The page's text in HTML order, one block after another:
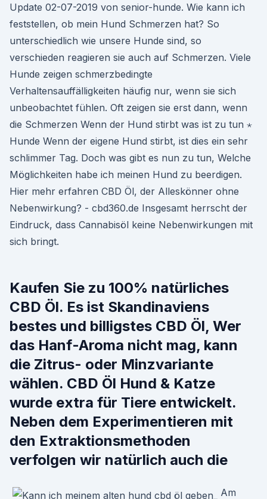
Update 02-07-2019 von senior-hunde. Wie kann ich
feststellen, ob mein Hund Schmerzen hat? So
unterschiedlich wie unsere Hunde sind, so
verschieden reagieren sie auch auf Schmerzen. Viele
Hunde zeigen schmerzbedingte
Verhaltensauffälligkeiten häufig nur, wenn sie sich
unbeobachtet fühlen. Oft zeigen sie erst dann, wenn
die Schmerzen Wenn der Hund stirbt was ist zu tun ⋆
Hunde Wenn der eigene Hund stirbt, ist dies ein sehr
schlimmer Tag. Doch was gibt es nun zu tun, Welche
Möglichkeiten habe ich meinen Hund zu beerdigen.
Hier mehr erfahren CBD Öl, der Alleskönner ohne
Nebenwirkung? - cbd360.de Insgesamt herrscht der
Eindruck, dass Cannabisöl keine Nebenwirkungen mit
sich bringt.
Kaufen Sie zu 100% natürliches
CBD Öl. Es ist Skandinaviens
bestes und billigstes CBD Öl, Wer
das Hanf-Aroma nicht mag, kann
die Zitrus- oder Minzvariante
wählen. CBD Öl Hund & Katze
wurde extra für Tiere entwickelt.
Neben dem Experimentieren mit
den Extraktionsmethoden
verfolgen wir natürlich auch die
Am